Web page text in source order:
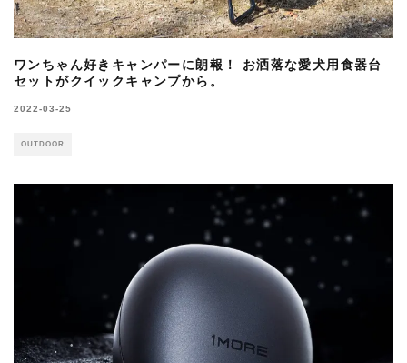
ワンちゃん好きキャンパーに朗報！ お洒落な愛犬用食器台
セットがクイックキャンプから。
2022-03-25
OUTDOOR